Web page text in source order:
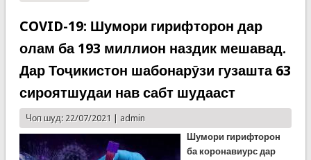
бохтаанд (ВИДЕО)
COVID-19: Шумори гирифторон дар
олам ба 193 миллион наздик мешавад.
Дар Тоҷикистон шабонарӯзи гузашта 63
сироятшудаи нав сабт шудааст
Чоп шуд: 22/07/2021 | admin
Шумори гирифторон
ба коронавиурс дар